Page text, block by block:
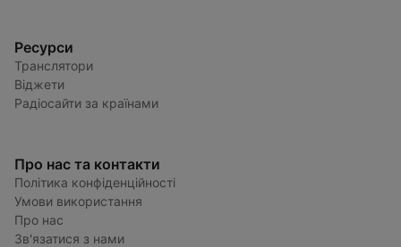
Ресурси
Транслятори
Віджети
Радіосайти за країнами
Про нас та контакти
Політика конфіденційності
Умови використання
Про нас
Зв'язатися з нами